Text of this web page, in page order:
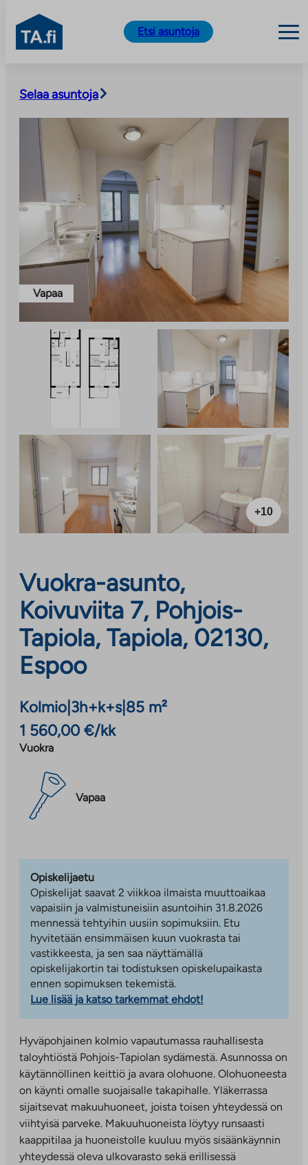
sisältöön
TA.fi
Etsi asuntoja
Selaa asuntoja
Vapaa
+10
Vuokra-asunto,
Koivuviita 7, Pohjois-
Tapiola, Tapiola, 02130,
Espoo
Kolmio 3h+k+s| 85 m²
1 560,00 €/kk
Vuokra
Vapaa
Opiskelijaetu
Opiskelijat saavat 2 viikkoa ilmaista muuttoaikaa
vapaisiin ja valmistuneisiin asuntoihin 31.8.2026
mennessä tehtyihin uusiin sopimuksiin. Etu
hyvitetään ensimmäisen kuun vuokrasta tai
vastikkeesta, ja sen saa näyttämällä
opiskelijakortin tai todistuksen opiskelupaikasta
ennen sopimuksen tekemistä.
Lue lisää ja katso tarkemmat ehdot!
Hyväpohjainen kolmio vapautumassa rauhallisesta
taloyhtiöstä Pohjois-Tapiolan sydämestä. Asunnossa on
käytännöllinen keittiö ja avara olohuone. Olohuoneesta
on käynti omalle suojaisalle takapihalle. Yläkerrassa
sijaitsevat makuuhuoneet, joista toisen yhteydessä on
viihtyisä parveke. Makuuhuoneista löytyy runsaasti
kaappitilaa ja huoneistolle kuuluu myös sisäänkäynnin
yhteydessä oleva ulkovarasto sekä erillisessä